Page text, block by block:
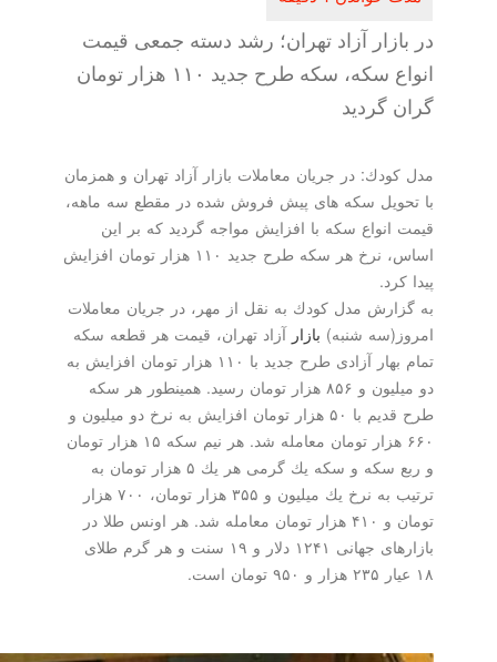
آزاد تهران؛ رشد دسته جمعی قیمت
انواع سكه، سكه طرح جدید ۱۱۰ هزار تومان
در جریان معاملات بازار آزاد تهران و همزمان
سكه های پیش فروش شده در مقطع سه ماهه،
سكه با افزایش مواجه گردید كه بر این
اساس، نرخ هر سكه طرح جدید ۱۱۰ هزار تومان افزایش
مدل كودك به نقل از مهر، در جریان معاملات
شنبه)بازارآزاد تهران، قیمت هر قطعه سكه
تمام بهار آزادی طرح جدید با ۱۱۰ هزار تومان افزایش به
دو میلیون و ۸۵۶ هزار تومان رسید. همینطور هر سكه
طرح قدیم با ۵۰ هزار تومان افزایش به نرخ دو میلیون و
۶۶۰ هزار تومان معامله شد. هر نیم سكه ۱۵ هزار تومان
و ربع سكه و سكه یك گرمی هر یك ۵ هزار تومان به
ترتیب به نرخ یك میلیون و ۳۵۵ هزار تومان، ۷۰۰ هزار
تومان و ۴۱۰ هزار تومان معامله شد. هر اونس طلا در
بازارهای جهانی ۱۲۴۱ دلار و ۱۹ سنت و هر گرم طلای